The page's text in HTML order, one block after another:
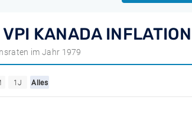
KANADA INFLATION
im Jahr 1979
1J Alles